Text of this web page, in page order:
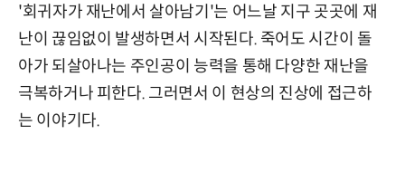
'회귀자가 재난에서 살아남기'는 어느날 지구 곳곳에 재
난이 끊임없이 발생하면서 시작된다. 죽어도 시간이 돌
아가 되살아나는 주인공이 능력을 통해 다양한 재난을
극복하거나 피한다. 그러면서 이 현상의 진상에 접근하
는 이야기다.